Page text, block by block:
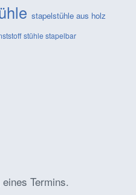
stapelstühle aus holz
stühle stapelbar
Termins.